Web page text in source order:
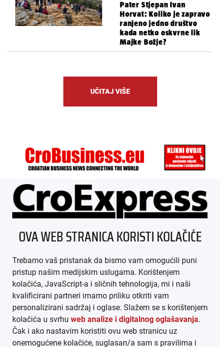
Pater Stjepan Ivan
Horvat: Koliko je zapravo
ranjeno jedno društvo
kada netko oskvrne lik
Majke Božje?
UČITAJ VIŠE
ÜBER UNS
IMPRESSUM
AGB
DATENSCHUTZ
MEDIADATEN
ARHIVA (PDF)
OVA WEB STRANICA KORISTI KOLAČIĆE
Trebamo vaš pristanak da bismo vam omogućili puni
pristup našim medijskim uslugama. Korištenjem
kolačića, JavaScript-a i sličnih tehnologija, mi i naši
kvalificirani partneri imamo priliku otkriti vam
personalizirani sadržaj i oglase. Slažem se s korištenjem
kolačića u svrhu web analize i digitalnog oglašavanja.
Čak i ako nastavim koristiti ovu web stranicu uz
onemogućene kolačiće, suglasan/a sam s pravilima i